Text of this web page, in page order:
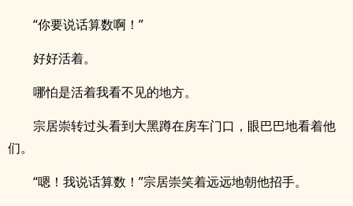
“你要说话算数啊！”
好好活着。
哪怕是活着我看不见的地方。
宗居崇转过头看到大黑蹲在房车门口，眼巴巴地看着他
们。
“嗯！我说话算数！”宗居崇笑着远远地朝他招手。